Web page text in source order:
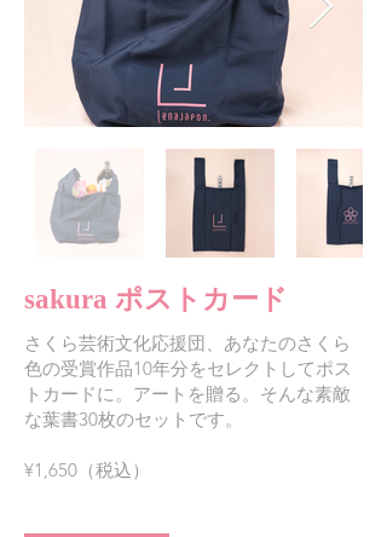
sakura ポストカード
さくら芸術文化応援団、あなたのさくら
色の受賞作品10年分をセレクトしてポス
トカードに。アートを贈る。そんな素敵
な葉書30枚のセットです。
¥1,650（税込）